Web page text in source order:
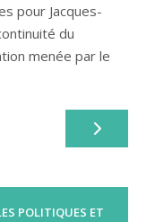
pour Jacques-
du
menée par le
POLITIQUES ET